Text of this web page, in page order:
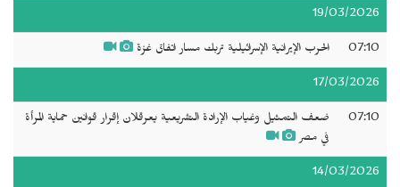
19/03/2026
07:10 الحرب الإيرانية الإسرائيلية تربك مسار اتفاق غزة
17/03/2026
07:10
ضعف التمثيل وغياب الإرادة التشريعية يعرقلان إقرار قوانين حماية المرأة
في مصر
14/03/2026